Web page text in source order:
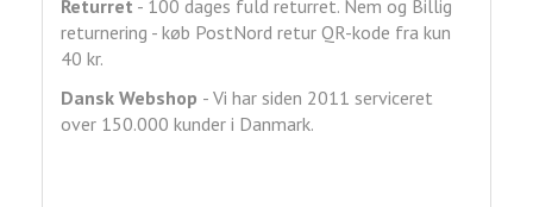
Returret - 100 dages fuld returret. Nem og Billig
returnering - køb PostNord retur QR-kode fra kun
40 kr.
Dansk Webshop - Vi har siden 2011 serviceret
over 150.000 kunder i Danmark.